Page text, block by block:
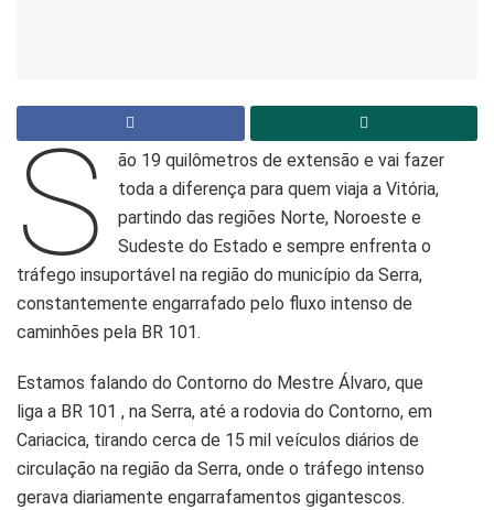
S
ão 19 quilômetros de extensão e vai fazer
toda a diferença para quem viaja a Vitória,
partindo das regiões Norte, Noroeste e
Sudeste do Estado e sempre enfrenta o
tráfego insuportável na região do município da Serra,
constantemente engarrafado pelo fluxo intenso de
caminhões pela BR 101.
Estamos falando do Contorno do Mestre Álvaro, que
liga a BR 101 , na Serra, até a rodovia do Contorno, em
Cariacica, tirando cerca de 15 mil veículos diários de
circulação na região da Serra, onde o tráfego intenso
gerava diariamente engarrafamentos gigantescos.